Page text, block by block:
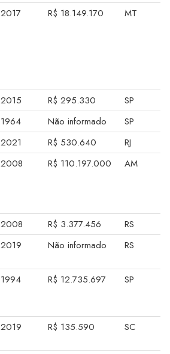
2017 R$ 18.149.170 MT
2015 R$ 295.330
SP
1964 Não informado
SP
2021 R$ 530.640
RJ
2008 R$ 110.197.000 AM
2008 R$ 3.377.456
RS
2019 Não informado RS
1994 R$ 12.735.697 SP
2019 R$ 135.590 SC